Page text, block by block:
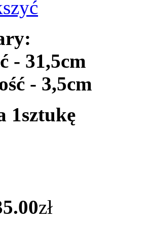
- 31,5cm
- 3,5cm
1sztukę
zł